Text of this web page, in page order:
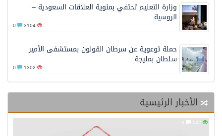
وزارة التعليم تحتفي بمئوية العلاقات السعودية –
الروسية
3104
حملة توعوية عن سرطان القولون بمستشفى الأمير
سلطان بمليجة
1302
الأخبار الرئيسية